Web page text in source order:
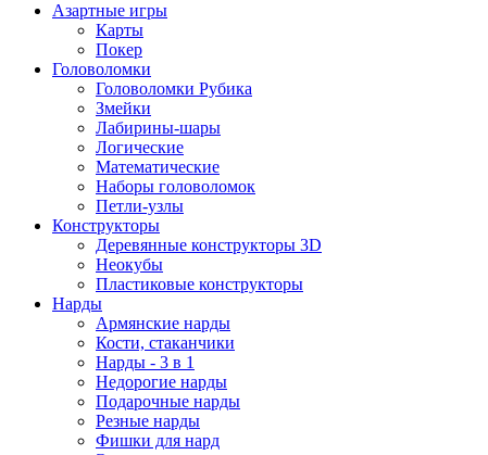
Азартные игры
Карты
Покер
Головоломки
Головоломки Рубика
Змейки
Лабирины-шары
Логические
Математические
Наборы головоломок
Петли-узлы
Конструкторы
Деревянные конструкторы 3D
Неокубы
Пластиковые конструкторы
Нарды
Армянские нарды
Кости, стаканчики
Нарды - 3 в 1
Недорогие нарды
Подарочные нарды
Резные нарды
Фишки для нард